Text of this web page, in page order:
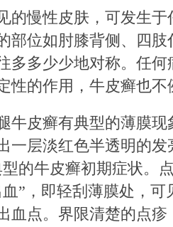
慢性皮肤，可发生于
部位如肘膝背侧、四
多多少少地对称。任
性的作用，牛皮癣也不
皮癣有典型的薄膜现
一层淡红色半透明的发
的牛皮癣初期症状。
”，即轻刮薄膜处，
血点。界限清楚的点